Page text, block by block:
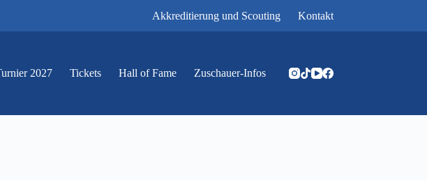
Akkreditierung und Scouting Kontakt
2027 Tickets Hall of Fame Zuschauer-Infos